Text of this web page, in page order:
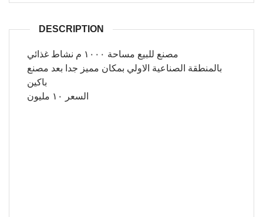
DESCRIPTION
مصنع للبيع مساحة ١٠٠٠ م نشاط غذائي
بالمنطقة الصناعية الاولي بمكان مميز جدا بعد مصنع
باكين
السعر ١٠ مليون